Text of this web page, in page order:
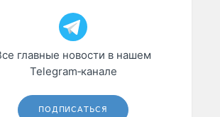
главные новости в нашем
Telegram‑канале
ПОДПИСАТЬСЯ